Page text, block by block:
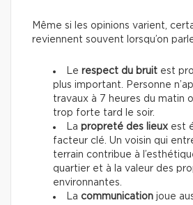
Même si les opinions varient,
reviennent souvent lorsqu’on
Le respect du bruit est
plus important. Personne
travaux à 7 heures du matin
trop forte tard le soir.
La propreté des lieux est
facteur clé. Un voisin qui
terrain contribue à
quartier et à la valeur des
environnantes.
La communication joue